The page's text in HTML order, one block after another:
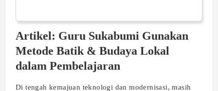
Artikel: Guru Sukabumi Gunakan
Metode Batik & Budaya Lokal
dalam Pembelajaran
Di tengah kemajuan teknologi dan modernisasi, masih